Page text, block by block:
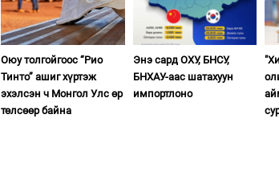
Оюу толгойгоос “Рио
Тинто” ашиг хүртэж
эхэлсэн ч Монгол Улс өр
төлсөөр байна
Энэ сард ОХУ, БНСУ,
БНХАУ-аас шатахуун
импортлоно